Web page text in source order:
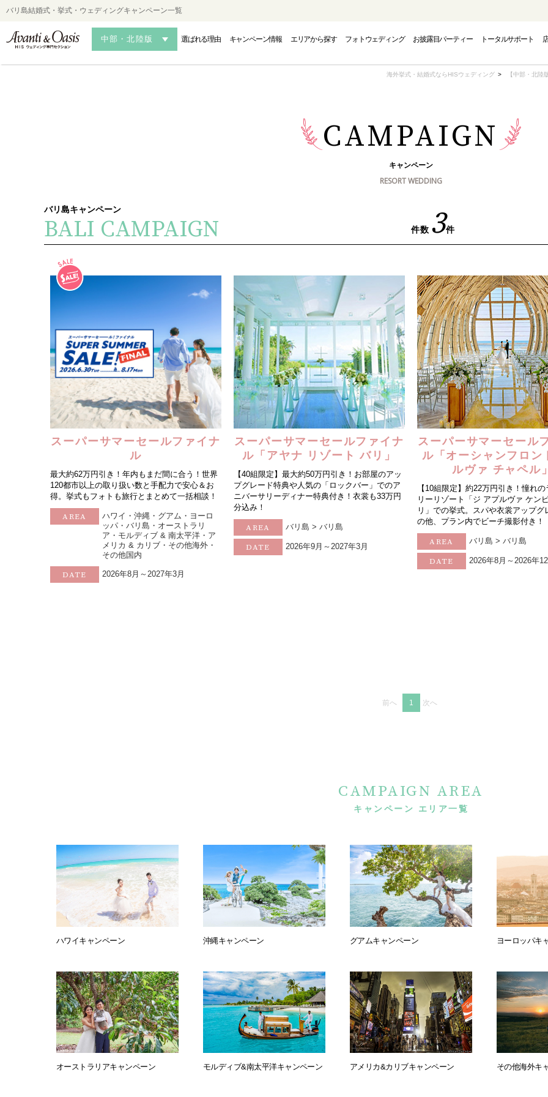
バリ島結婚式・挙式・ウェディングキャンペーン一覧
中部・北陸版 選ばれる理由 キャンペーン情報
CAMPAIGN
GUAM
-オーストラリア・ニュージーラン
-モルディブ･南太平洋
結婚式・挙式-
-アメリカ・カリブ
結婚式・挙式-
-その他海外
エリアから探す
AREA
GUAM
-オーストラリア・ニュージーラン
-モルディブ･南太平洋
結婚式・挙式-
-アメリカ・カリブ
結婚式・挙式-
-その他海外
フォトウェディング
PHOTO WEDDING
GUAM
-オーストラリア・ニュージーラン
-モルディブ･南太平洋
フォトウェディング-
-アメリカ・カリブフォトウェディ
ング-
-その他海外フ
お披露目パーティー トータルサポート
海外挙式・結婚式ならHISウェディング 【中部・北陸
CAMPAIGN
キャンペーン
RESORT WEDDING
バリ島キャンペーン
BALI CAMPAIGN 件数 3件
スーパーサマーセールファイナ
ル
最大約62万円引き！年内もまだ間に合う！世界
120都市以上の取り扱い数と手配力で安心＆お
得。挙式もフォトも旅行とまとめて一括相談！
AREA
ハワイ・沖縄・グアム・ヨーロ
ッパ・バリ島・オーストラリ
ア・モルディブ & 南太平洋・ア
メリカ & カリブ・その他海外・
その他国内
DATE 2026年8月～2027年3月
スーパーサマーセールファイナ
ル「アヤナ リゾート バリ」
【40組限定】最大約50万円引き！お部屋のアッ
プグレード特典や人気の「ロックバー」でのア
ニバーサリーディナー特典付き！衣裳も33万円
分込み！
AREA バリ島 > バリ島
DATE 2026年9月～2027年3月
スーパーサマーセール
ル「オーシャンフロン
ルヴァ チャペル
【10組限定】約22万円引き！憧れ
リーリゾート「ジ アプルヴァ ケン
リ」での挙式。スパや衣裳アップグ
の他、プラン内でビーチ撮影付き！
AREA バリ島 > バリ島
DATE 2026年8月～2026年
前へ 1 次へ
CAMPAIGN AREA
キャンペーン エリア一覧
ハワイキャンペーン 沖縄キャンペーン グアムキャンペーン ヨーロッパキ
オーストラリアキャンペーン モルディブ&南太平洋キャンペーン アメリカ&カリブキャンペーン その他海外キ